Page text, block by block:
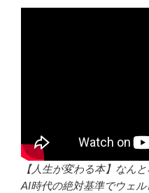
ン
【人生が変わる本】なん
AI時代の絶対基準でウェ